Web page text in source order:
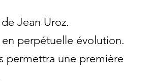
Jean Uroz.
perpétuelle évolution.
permettra une première